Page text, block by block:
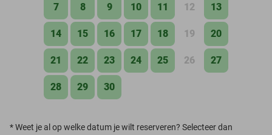
7 8 9 10 11 12 13
14 15 16 17 18 19 20
21 22 23 24 25 26 27
28 29 30
*Weet je al op welke datum je wilt reserveren? Selecteer dan